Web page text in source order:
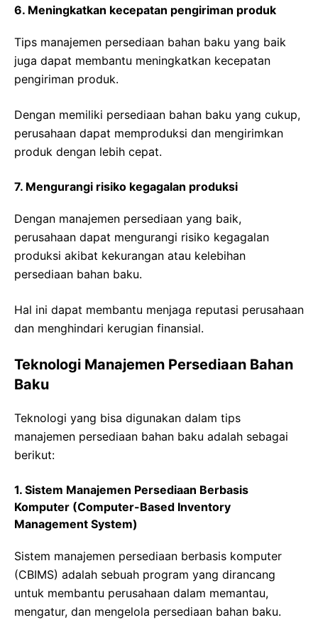
6. Meningkatkan kecepatan pengiriman produk
Tips manajemen persediaan bahan baku yang baik
juga dapat membantu meningkatkan kecepatan
pengiriman produk.
Dengan memiliki persediaan bahan baku yang cukup,
perusahaan dapat memproduksi dan mengirimkan
produk dengan lebih cepat.
7. Mengurangi risiko kegagalan produksi
Dengan manajemen persediaan yang baik,
perusahaan dapat mengurangi risiko kegagalan
produksi akibat kekurangan atau kelebihan
persediaan bahan baku.
Hal ini dapat membantu menjaga reputasi perusahaan
dan menghindari kerugian finansial.
Teknologi Manajemen Persediaan Bahan
Baku
Teknologi yang bisa digunakan dalam tips
manajemen persediaan bahan baku adalah sebagai
berikut:
1. Sistem Manajemen Persediaan Berbasis
Komputer (Computer-Based Inventory
Management System)
Sistem manajemen persediaan berbasis komputer
(CBIMS) adalah sebuah program yang dirancang
untuk membantu perusahaan dalam memantau,
mengatur, dan mengelola persediaan bahan baku.